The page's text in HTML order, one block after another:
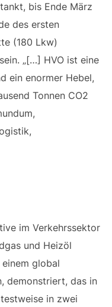
bis Ende März
des ersten
(180 Lkw)
„[…] HVO ist eine
ein enormer Hebel,
Tonnen CO2
im Verkehrssektor
und Heizöl
einem global
demonstriert, das in
in zwei